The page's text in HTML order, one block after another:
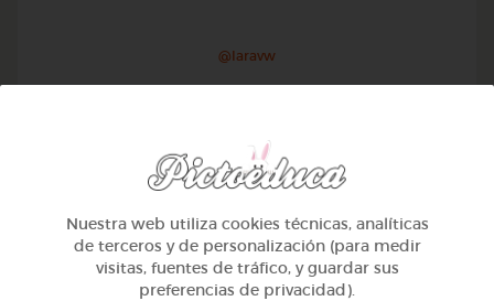
@Iaravw
Nuestra web utiliza cookies técnicas, analíticas
de terceros y de personalización (para medir
visitas, fuentes de tráfico, y guardar sus
preferencias de privacidad).